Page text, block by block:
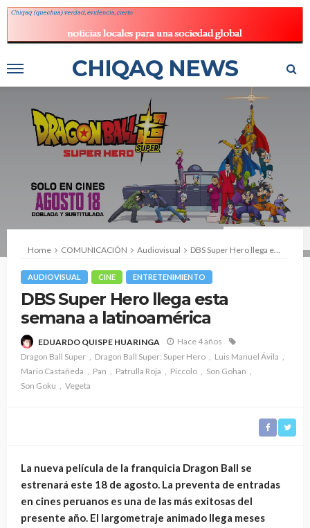
CHIQAQ NEWS
Home
COMUNICACIÓN Audiovisual DBS Super Hero llega esta semana a latinoamérica
AUDIOVISUAL CINE ENTRETENIMIENTO
DBS Super Hero llega esta
semana a latinoamérica
EDUARDO QUISPE HUARINGA
Hace 4 años
Dragon Ball Super
Dragon Ball Super: Super Hero
Luis Manuel Ávila
Mario Castañeda
Pan Patrulla Roja Piccolo
Son Gohan
Son Goku
Vegeta
La nueva película de la franquicia Dragon Ball se
estrenará este 18 de agosto. La preventa de entradas
en cines peruanos es una de las más exitosas del
presente año. El largometraje animado llega meses